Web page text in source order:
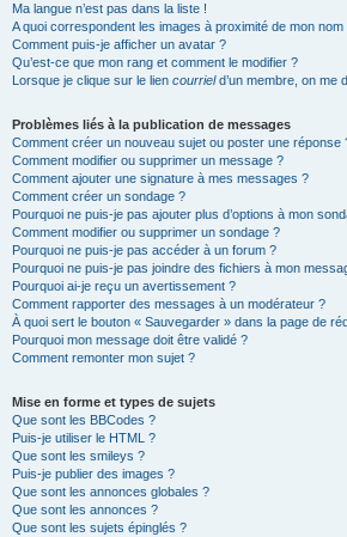
Ma langue n’est pas dans la liste !
A quoi correspondent les images à proximité de mon nom
Comment puis-je afficher un avatar ?
Qu’est-ce que mon rang et comment le modifier ?
Lorsque je clique sur le lien courrield’un membre, on me
Problèmes liés à la publication de messages
Comment créer un nouveau sujet ou poster une réponse
Comment modifier ou supprimer un message ?
Comment ajouter une signature à mes messages ?
Comment créer un sondage ?
Pourquoi ne puis-je pas ajouter plus d’options à mon
Comment modifier ou supprimer un sondage ?
Pourquoi ne puis-je pas accéder à un forum ?
Pourquoi ne puis-je pas joindre des fichiers à mon
Pourquoi ai-je reçu un avertissement ?
Comment rapporter des messages à un modérateur ?
À quoi sert le bouton « Sauvegarder » dans la page de
Pourquoi mon message doit être validé ?
Comment remonter mon sujet ?
Mise en forme et types de sujets
Que sont les BBCodes ?
Puis-je utiliser le HTML ?
Que sont les smileys ?
Puis-je publier des images ?
Que sont les annonces globales ?
Que sont les annonces ?
Que sont les sujets épinglés ?